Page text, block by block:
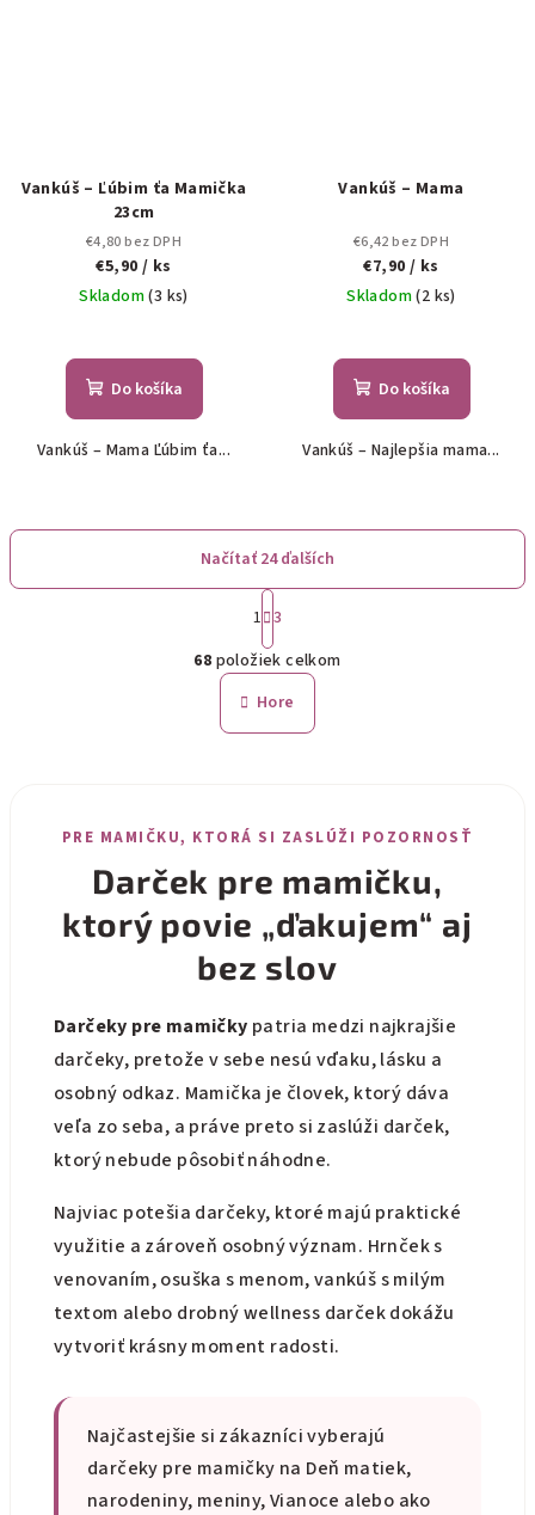
Vankúš – Ľúbim ťa Mamička
23cm
€4,80 bez DPH
€5,90 / ks
Skladom(3 ks)
Do košíka
Vankúš – Mama Ľúbim ťa...
Vankúš – Mama
€6,42 bez DPH
€7,90 / ks
Skladom(2 ks)
Do košíka
Vankúš – Najlepšia mama...
O
v
l
á
i
p
v
k
v
ý
p
i
s
u
Načítať 24 ďalších
S
t
r
á
n
k
o
i
e
1 3
68 položiek celkom
Hore
PRE MAMIČKU, KTORÁ SI ZASLÚŽI POZORNOSŤ
Darček pre mamičku,
ktorý povie „ďakujem“ aj
bez slov
Darčeky pre mamičky patria medzi najkrajšie
darčeky, pretože v sebe nesú vďaku, lásku a
osobný odkaz. Mamička je človek, ktorý dáva
veľa zo seba, a práve preto si zaslúži darček,
ktorý nebude pôsobiť náhodne.
Najviac potešia darčeky, ktoré majú praktické
využitie a zároveň osobný význam. Hrnček s
venovaním, osuška s menom, vankúš s milým
textom alebo drobný wellness darček dokážu
vytvoriť krásny moment radosti.
Najčastejšie si zákazníci vyberajú
darčeky pre mamičky na Deň matiek,
narodeniny, meniny, Vianoce alebo ako